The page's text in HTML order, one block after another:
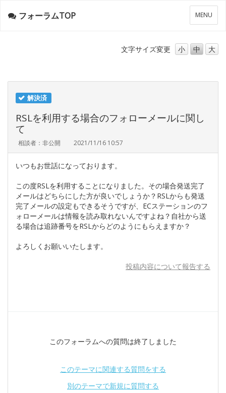
メ
ニ
ー
MENU
フォーラムTOP
文字サイズ変更 小 中 大
解決済
RSLを利用する場合のフォローメールに関し
て
相談者：非公開 2021/11/16 10:57
いつもお世話になっております。
この度RSLを利用することになりました。その場合発送完了
メールはどちらにした方が良いでしょうか？RSLからも発送
完了メールの設定もできるそうですが、ECステーションのフ
ォローメールは情報を読み取れないんですよね？自社から送
る場合は追跡番号をRSLからどのようにもらえますか？
よろしくお願いいたします。
投稿内容について報告する
このフォーラムへの質問は終了しました
このテーマに関連する質問をする
別のテーマで新規に質問する